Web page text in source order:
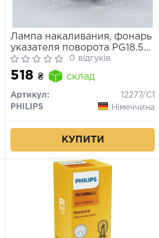
Лампа накаливания, фонарь
указателя поворота PG18.5d-
1 P13W 12V 13W PG18,5D-1
0 відгуків
518 ₴ склад
Артикул:
12277/C1
PHILIPS
Німеччина
КУПИТИ